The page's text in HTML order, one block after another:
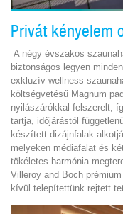
Privát kényelem
A négy évszakos
biztonságos legyen
exkluzív wellness
költségvetésű Magnum
nyilászárókkal felszerelt,
tartja, időjárástól
készített dizájnfalak
melyeken médiafalat és
tökéletes harmónia
Villeroy and Boch
kívül telepítettünk rejtett